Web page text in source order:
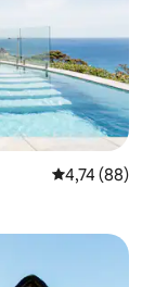
Средна
4,74 (88)